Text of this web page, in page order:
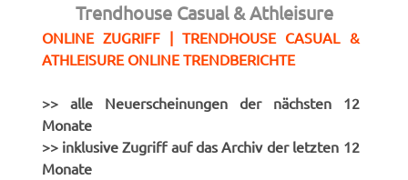
Trendhouse Casual & Athleisure
ONLINE ZUGRIFF | TRENDHOUSE CASUAL &
ATHLEISURE ONLINE TRENDBERICHTE
>> alle Neuerscheinungen der nächsten 12
Monate
>> inklusive Zugriff auf das Archiv der letzten 12
Monate